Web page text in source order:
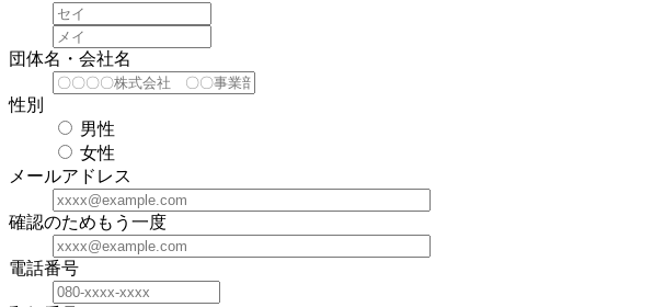
団体名・会社名
性別
男性
女性
メールアドレス
確認のためもう一度
電話番号